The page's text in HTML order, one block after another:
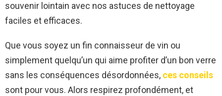
souvenir lointain avec nos astuces de nettoyage
faciles et efficaces.
Que vous soyez un fin connaisseur de vin ou
simplement quelqu’un qui aime profiter d’un bon verre
sans les conséquences désordonnées, ces conseils
sont pour vous. Alors respirez profondément, et